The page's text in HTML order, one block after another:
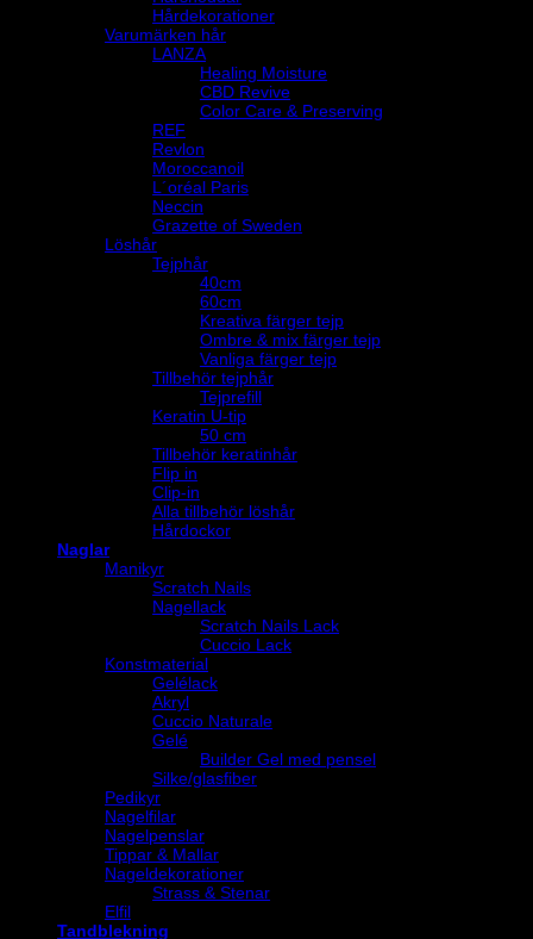
Hårdekorationer
Varumärken hår
LANZA
Healing Moisture
CBD Revive
Color Care & Preserving
REF
Revlon
Moroccanoil
L´oréal Paris
Neccin
Grazette of Sweden
Löshår
Tejphår
40cm
60cm
Kreativa färger tejp
Ombre & mix färger tejp
Vanliga färger tejp
Tillbehör tejphår
Tejprefill
Keratin U-tip
50 cm
Tillbehör keratinhår
Flip in
Clip-in
Alla tillbehör löshår
Hårdockor
Naglar
Manikyr
Scratch Nails
Nagellack
Scratch Nails Lack
Cuccio Lack
Konstmaterial
Gelélack
Akryl
Cuccio Naturale
Gelé
Builder Gel med pensel
Silke/glasfiber
Pedikyr
Nagelfilar
Nagelpenslar
Tippar & Mallar
Nageldekorationer
Strass & Stenar
Elfil
Tandblekning